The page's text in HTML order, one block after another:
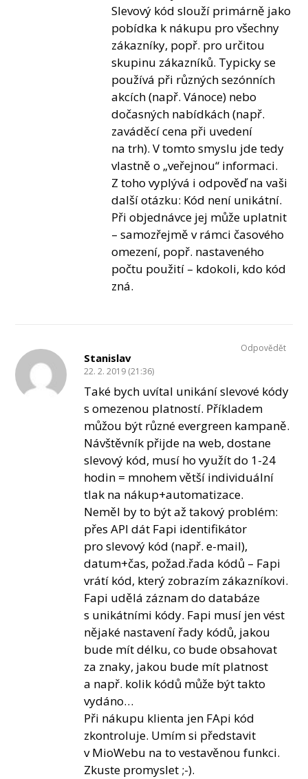
Slevový kód slouží primárně jako
pobídka k nákupu pro všechny
zákazníky, popř. pro určitou
skupinu zákazníků. Typicky se
používá při různých sezónních
akcích (např. Vánoce) nebo
dočasných nabídkách (např.
zaváděcí cena při uvedení
na trh). V tomto smyslu jde tedy
vlastně o „veřejnou“ informaci.
Z toho vyplývá i odpověď na vaši
další otázku: Kód není unikátní.
Při objednávce jej může uplatnit
– samozřejmě v rámci časového
omezení, popř. nastaveného
počtu použití – kdokoli, kdo kód
zná.
Stanislav
22. 2. 2019 (21:36)
Také bych uvítal unikání slevové kódy
s omezenou platností. Příkladem
můžou být různé evergreen kampaně.
Návštěvník přijde na web, dostane
slevový kód, musí ho využít do 1-24
hodin = mnohem větší individuální
tlak na nákup+automatizace.
Neměl by to být až takový problém:
přes API dát Fapi identifikátor
pro slevový kód (např. e-mail),
datum+čas, požad.řada kódů – Fapi
vrátí kód, který zobrazím zákazníkovi.
Fapi udělá záznam do databáze
s unikátními kódy. Fapi musí jen vést
nějaké nastavení řady kódů, jakou
bude mít délku, co bude obsahovat
za znaky, jakou bude mít platnost
a např. kolik kódů může být takto
vydáno…
Při nákupu klienta jen FApi kód
zkontroluje. Umím si představit
v MioWebu na to vestavěnou funkci.
Zkuste promyslet ;-).
Odpovědět